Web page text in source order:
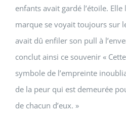
enfants avait gardé l’étoile. Elle
marque se voyait toujours sur
avait dû enfiler son pull à
conclut ainsi ce souvenir «
symbole de l’empreinte
de la peur qui est demeurée
de chacun d’eux. »